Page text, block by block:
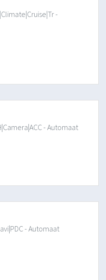
-
- Automaat
- Automaat